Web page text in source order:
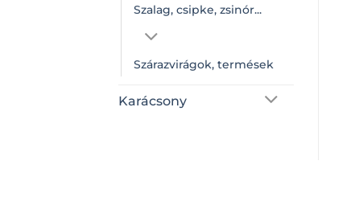
Szalag, csipke, zsinór...
Szárazvirágok, termések
Karácsony